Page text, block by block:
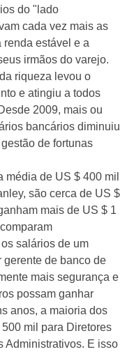
do "lado
cada vez mais as
renda estável e a
irmãos do varejo.
riqueza levou o
e atingiu a todos
2009, mais ou
bancários diminuiu
de fortunas
média de US $ 400 mil
são cerca de US $
mais de US $ 1
salários de um
gerente de banco de
mais segurança e
possam ganhar
anos, a maioria dos
mil para Diretores
Administrativos. E isso